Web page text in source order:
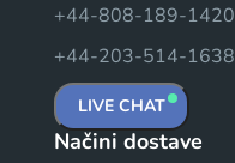
+44-808-189-1420
+44-203-514-1638
LIVE CHAT
Načini dostave